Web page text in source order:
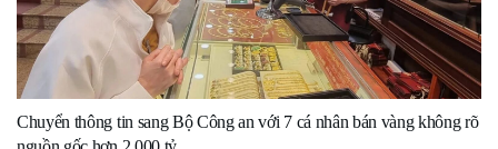
Chuyển thông tin sang Bộ Công an với 7 cá nhân bán vàng không rõ